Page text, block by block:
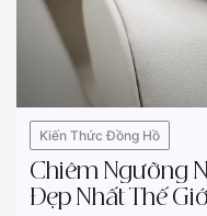
Kiến Thức Đồng Hồ
Chiêm Ngưỡng
Đẹp Nhất Thế